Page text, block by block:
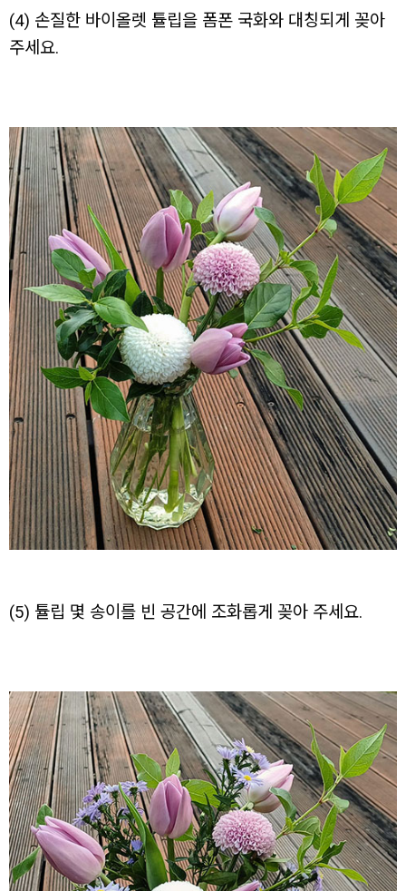
(4) 손질한 바이올렛 튤립을 폼폰 국화와 대칭되게 꽂아
주세요.
(5) 튤립 몇 송이를 빈 공간에 조화롭게 꽂아 주세요.